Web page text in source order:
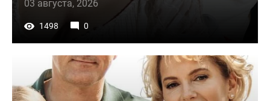
03 августа, 2026
1498 0